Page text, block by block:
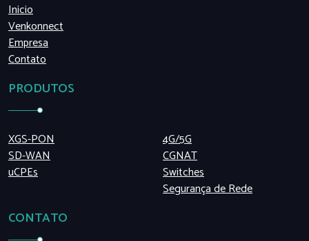
Inicio
Venkonnect
Empresa
Contato
PRODUTOS
XGS-PON
SD-WAN
uCPEs
4G/5G
CGNAT
Switches
Segurança de Rede
CONTATO